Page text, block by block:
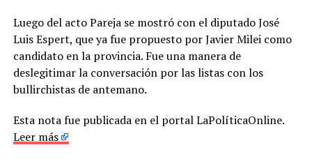
Luego del acto Pareja se mostró con el diputado José
Luis Espert, que ya fue propuesto por Javier Milei como
candidato en la provincia. Fue una manera de
deslegitimar la conversación por las listas con los
bullirchistas de antemano.
Esta nota fue publicada en el portal LaPolíticaOnline.
Leer más